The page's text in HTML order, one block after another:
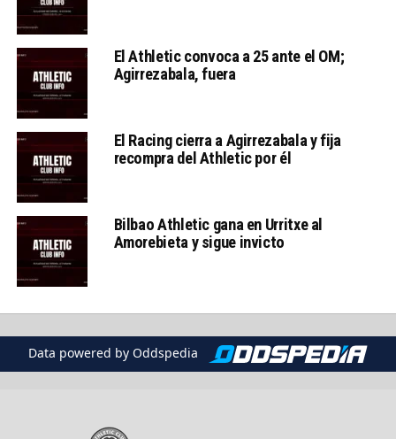
El Athletic convoca a 25 ante el OM;
Agirrezabala, fuera
El Racing cierra a Agirrezabala y fija
recompra del Athletic por él
Bilbao Athletic gana en Urritxe al
Amorebieta y sigue invicto
Data powered by Oddspedia